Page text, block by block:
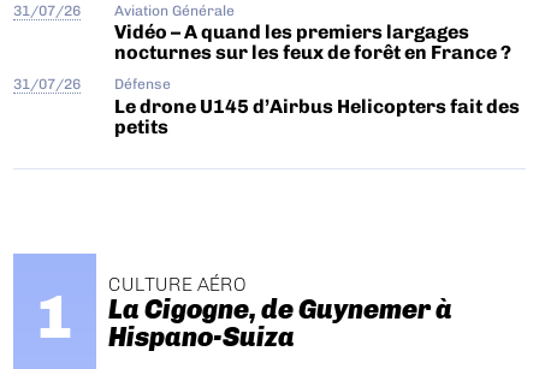
31/07/26 Aviation Générale
Vidéo – A quand les premiers largages
nocturnes sur les feux de forêt en France ?
31/07/26 Défense
Le drone U145 d’Airbus Helicopters fait des
petits
CULTURE AÉRO
La Cigogne, de Guynemer à
Hispano-Suiza